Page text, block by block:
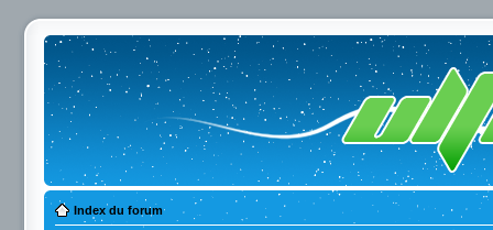
Index du forum